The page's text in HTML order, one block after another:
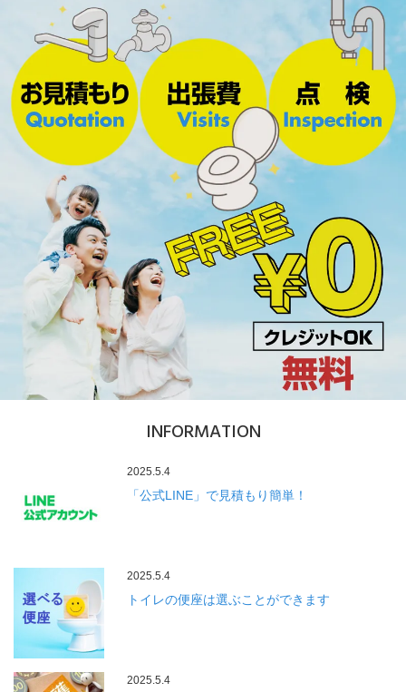
INFORMATION
2025.5.4
「公式LINE」で見積もり簡単！
2025.5.4
トイレの便座は選ぶことができます
2025.5.4